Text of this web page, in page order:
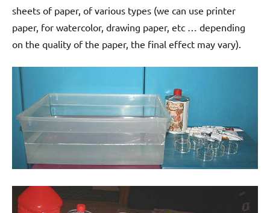
sheets of paper, of various types (we can use printer
paper, for watercolor, drawing paper, etc … depending
on the quality of the paper, the final effect may vary).